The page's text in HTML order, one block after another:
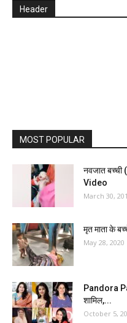
Header
MOST POPULAR
नवजात
Video
March 30,
मृत माता के
May 28, 2020
Pandora
शामिल,...
October 5,